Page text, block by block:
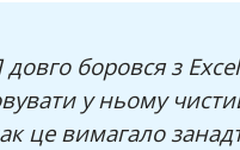
довго боровся з
у ньому
це вимагало